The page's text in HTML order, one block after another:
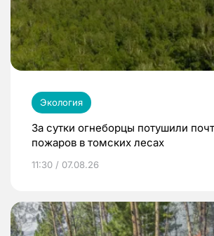
Экология
За сутки огнеборцы потушили
пожаров в томских лесах
11:30 / 07.08.26